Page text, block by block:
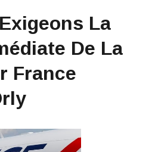
La
De La
France